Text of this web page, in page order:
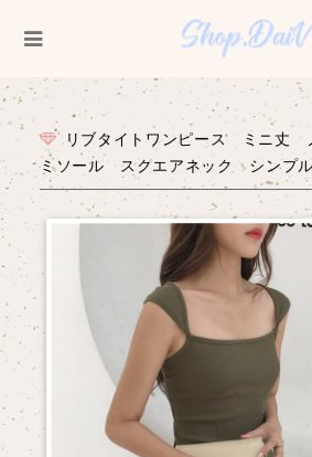
リブタイトワンピース ミニ丈
ミソール スクエアネック シンプ